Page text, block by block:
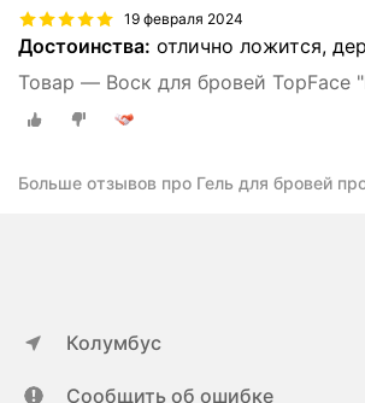
19 февраля 2024
Достоинства: отлично ложится,
Товар — Воск для бровей TopFace
Больше отзывов про Гель для бровей
Колумбус
Сообщить об ошибке